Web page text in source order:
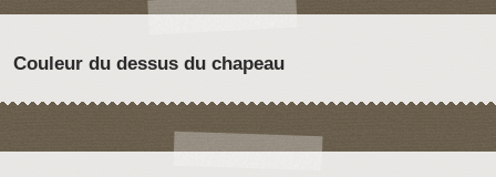
Couleur du dessus du chapeau